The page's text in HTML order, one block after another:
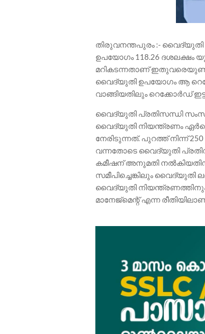
തിരുവനന്തപുരം :- വൈദ്യുതി
ഉപയോഗം 118.26 ദശലക്ഷം
മറികടന്നതാണ്
വൈദ്യുതി ഉപയോഗം ആ
വാങ്ങിയതിലും റെക്കോർഡ്
വൈദ്യുതി പ്രതിസന്ധി
വൈദ്യുതി നിയന്ത്രണം
നേരിടുന്നത്. പുറത്ത് നിന്ന്
വന്നതോടെ വൈദ്യുതി
കമീഷന് അനുമതി
സമീപിച്ചെങ്കിലും
വൈദ്യുതി
മാനേജ്മെന്റ് എന്ന